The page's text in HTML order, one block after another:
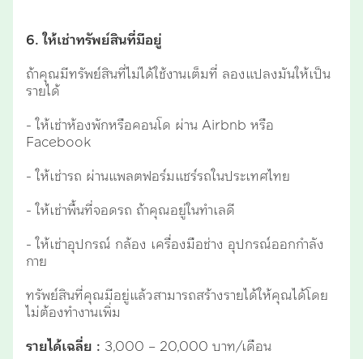
6. ให้เช่าทรัพย์สินที่มีอยู่
ถ้าคุณมีทรัพย์สินที่ไม่ได้ใช้งานเต็มที่ ลองแปลงมันให้เป็น
รายได้
- ให้เช่าห้องพักหรือคอนโด ผ่าน Airbnb หรือ
Facebook
- ให้เช่ารถ ผ่านแพลตฟอร์มแชร์รถในประเทศไทย
- ให้เช่าพื้นที่จอดรถ ถ้าคุณอยู่ในทำเลดี
- ให้เช่าอุปกรณ์ กล้อง เครื่องมือช่าง อุปกรณ์ออกกำลัง
กาย
ทรัพย์สินที่คุณมีอยู่แล้วสามารถสร้างรายได้ให้คุณได้โดย
ไม่ต้องทำงานเพิ่ม
รายได้เฉลี่ย : 3,000 – 20,000 บาท/เดือน